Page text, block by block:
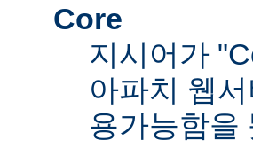
Core
지시어가
아파치 웹
용가능함을